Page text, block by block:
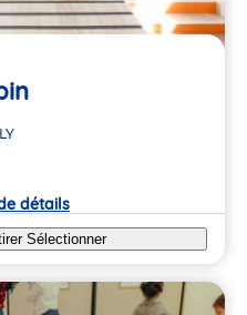
détails
Sélectionner